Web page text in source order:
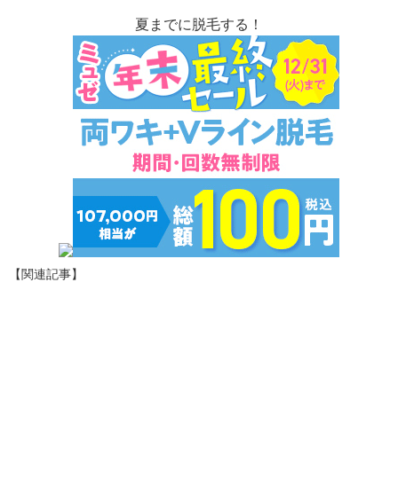
夏までに脱毛する！
【関連記事】